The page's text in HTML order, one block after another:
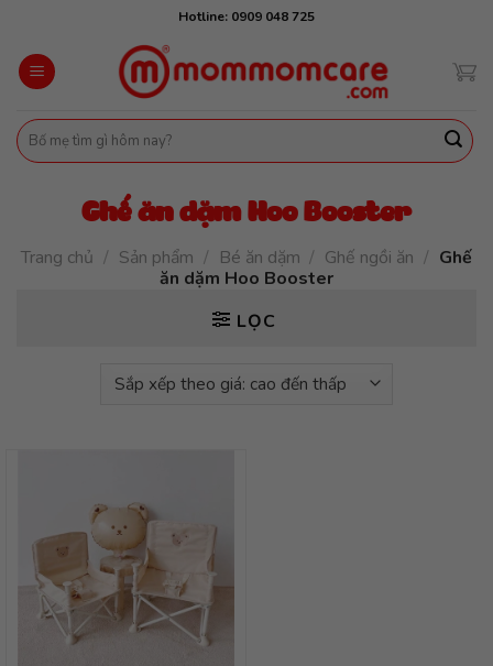
content
Hotline: 0909 048 725
Tìm
kiếm:
Ghế ăn dặm Hoo Booster
Trang chủ / Sản phẩm / Bé ăn dặm / Ghế ngồi ăn / Ghế
ăn dặm Hoo Booster
LỌC